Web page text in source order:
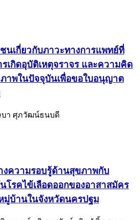
นเกี่ยวกับภาวะทางการแพทย์ที่
รเกิดอุบัติเหตุจราจร และความคิด
าพในปัจจุบันเพื่อขอใบอนุญาต
า ศุภวัฒน์ธนบดี
งความรอบรู้ด้านสุขภาพกับ
โรคไข้เลือดออกของอาสาสมัคร
มู่บ้านในจังหวัดนครปฐม